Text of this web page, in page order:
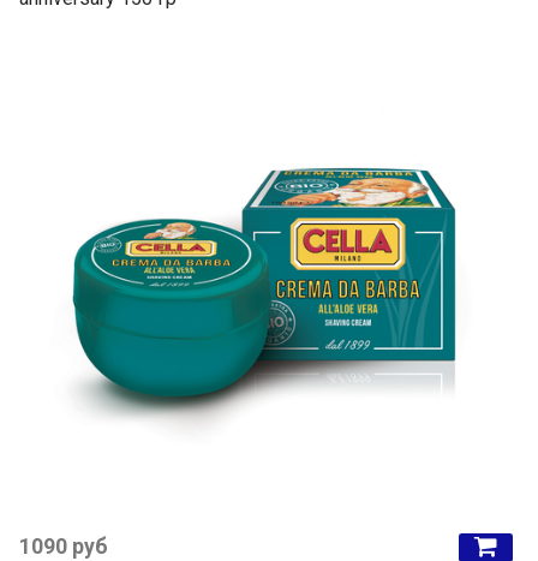
1090 руб